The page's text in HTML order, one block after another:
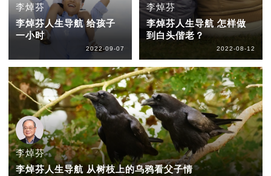
李焯芬
李焯芬人生导航 给孩子
一小时
2022-09-07
李焯芬
李焯芬人生导航 怎样做
到白头偕老？
2022-08-12
李焯芬
李焯芬人生导航 从树枝上的乌鸦看父子情